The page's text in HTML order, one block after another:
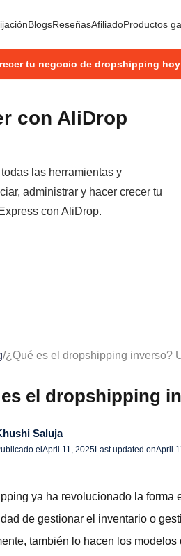
BlogsReseñasAfiliadoProductos
tu negocio de dropshipping
con AliDrop
las herramientas y
administrar y hacer crecer tu
con AliDrop.
/¿Qué es el dropshipping inverso?
el dropshipping
Saluja
el April 11, 2025Last updated onApril
ya ha revolucionado la forma
de gestionar el inventario o
también lo hacen los